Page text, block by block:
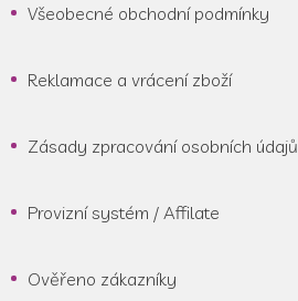
Všeobecné obchodní podmínky
Reklamace a vrácení zboží
Zásady zpracování osobních údajů
Provizní systém / Affilate
Ověřeno zákazníky